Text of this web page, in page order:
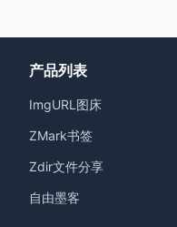
产品列表
ImgURL图床
ZMark书签
Zdir文件分享
自由墨客